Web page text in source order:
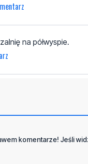
na półwyspie.
komentarze! Jeśli